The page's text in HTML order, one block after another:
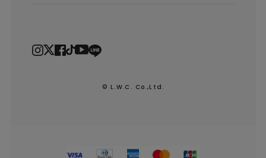
© L.W.C. Co.,Ltd.